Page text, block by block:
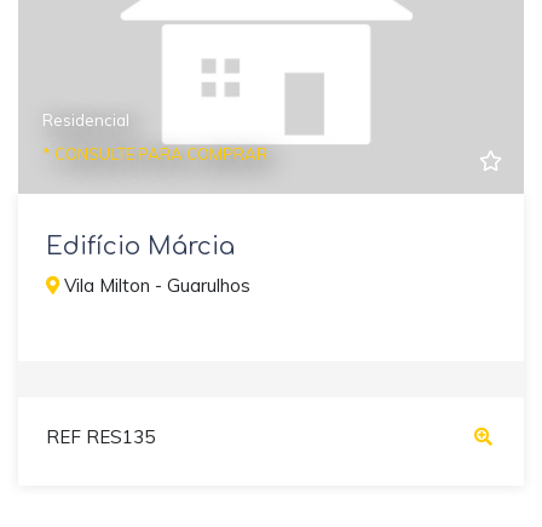
Residencial
* CONSULTE PARA COMPRAR
Edifício Márcia
Vila Milton - Guarulhos
REF RES135